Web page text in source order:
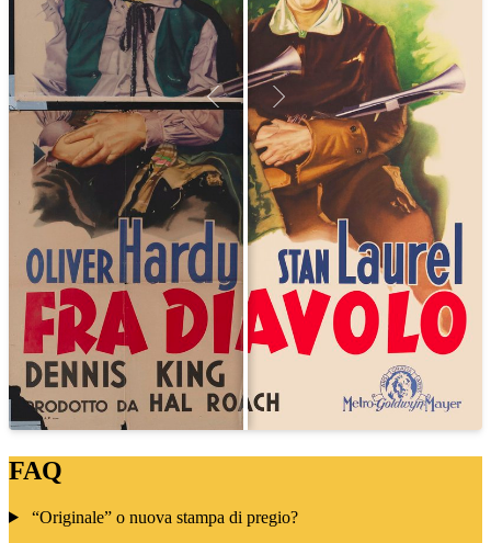
FAQ
“Originale” o nuova stampa di pregio?